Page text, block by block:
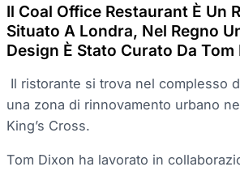
Il Coal Office Restaurant È Un
Situato A Londra, Nel Regno
Design È Stato Curato Da Tom
Il ristorante si trova nel complesso
una zona di rinnovamento urbano
King’s Cross.
Tom Dixon ha lavorato in